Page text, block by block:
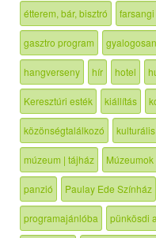
étterem, bár, bisztró
gasztro program gyalogosan
hangverseny hír hotel
Keresztúri esték kiállítás
közönségtalálkozó
múzeum | tájház
panzió Paulay Ede Színház
programajánlóba pünkösdi